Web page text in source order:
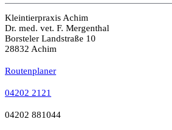
Kleintierpraxis Achim
Dr. med. vet. F. Mergenthal
Borsteler Landstraße 10
28832 Achim
Routenplaner
04202 2121
04202 881044